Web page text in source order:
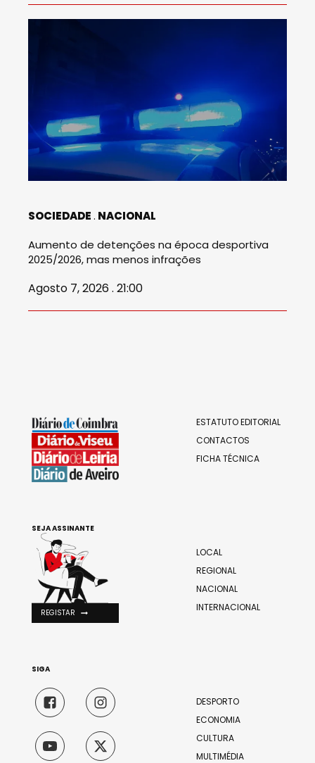
SOCIEDADE NACIONAL
Aumento de detenções na época desportiva
2025/2026, mas menos infrações
Agosto 7, 2026 . 21:00
ESTATUTO EDITORIAL
CONTACTOS
FICHA TÉCNICA
LOCAL
REGIONAL
NACIONAL
INTERNACIONAL
DESPORTO
ECONOMIA
CULTURA
MULTIMÉDIA
SEJA ASSINANTE
REGISTAR
SIGA